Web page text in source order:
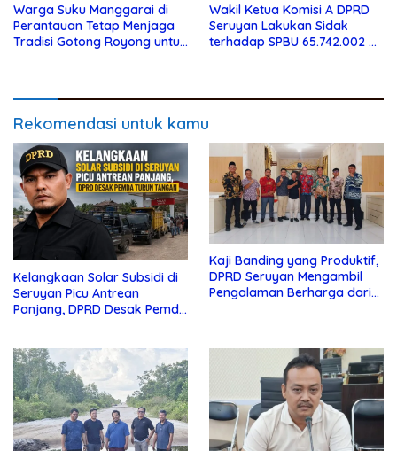
Warga Suku Manggarai di
Perantauan Tetap Menjaga
Tradisi Gotong Royong untuk
Wakil Ketua Komisi A DPRD
Seruyan Lakukan Sidak
terhadap SPBU 65.742.002 di
Rekomendasi untuk kamu
Kelangkaan Solar Subsidi di
Seruyan Picu Antrean
Panjang, DPRD Desak Pemda
Kaji Banding yang Produktif,
DPRD Seruyan Mengambil
Pengalaman Berharga dari